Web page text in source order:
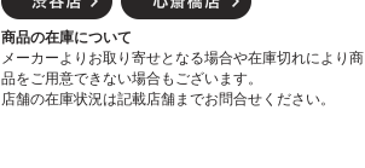
商品の在庫について
メーカーよりお取り寄せとなる場合や在庫切れにより商
品をご用意できない場合もございます。
店舗の在庫状況は記載店舗までお問合せください。